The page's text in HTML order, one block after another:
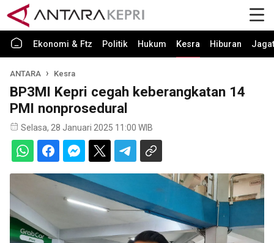
Ekonomi & Ftz Politik Hukum Kesra Hiburan Jagat
ANTARA Kesra
BP3MI Kepri cegah keberangkatan 14
PMI nonprosedural
Selasa, 28 Januari 2025 11:00 WIB